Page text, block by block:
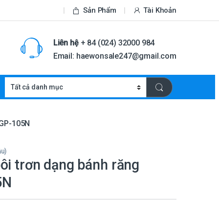
Sản Phẩm Tài Khoản
Liên hệ+ 84 (024) 32000 984
Email: haewonsale247@gmail.com
105N
trơn dạng bánh răng